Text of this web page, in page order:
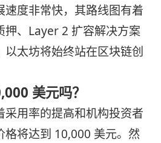
速度非常快，其路线图有着
押、Layer 2 扩容解决方案
以太坊将始终站在区块链创
美元吗？
采用率的提高和机构投资者
格将达到 10,000 美元。然